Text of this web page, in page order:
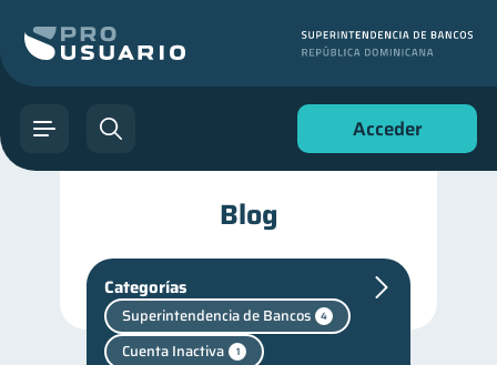
Acceder
Blog
Categorías
Superintendencia de Bancos 4
Cuenta Inactiva 1